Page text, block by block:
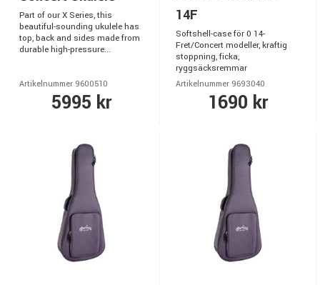
Part of our X Series, this
beautiful-sounding ukulele has
top, back and sides made from
durable high-pressure...
Artikelnummer 9600510
5995 kr
14F
Softshell-case för 0 14-
Fret/Concert modeller, kraftig
stoppning, ficka,
ryggsäcksremmar
Artikelnummer 9693040
1690 kr